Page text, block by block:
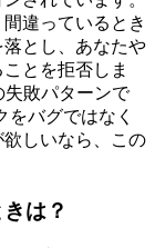
違っているとき
とし、あなたや
とを拒否しま
敗パターンで
をバグではなく
しいなら、この
は？